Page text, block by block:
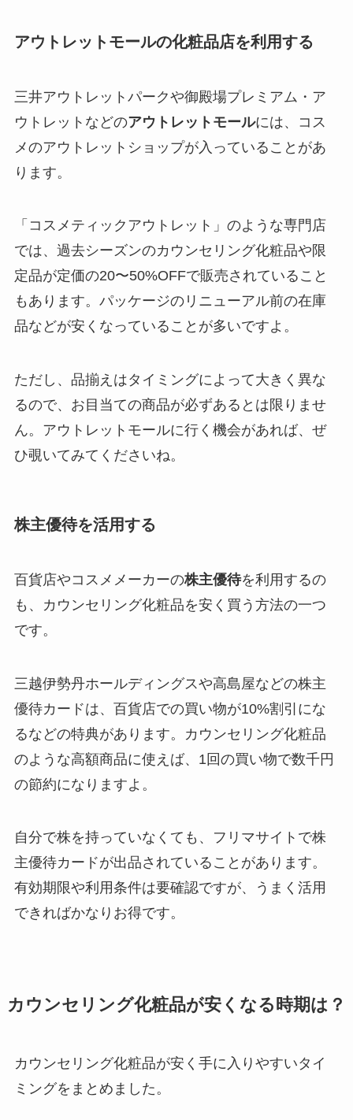
アウトレットモールの化粧品店を利用する
三井アウトレットパークや御殿場プレミアム・ア
ウトレットなどのアウトレットモールには、コス
メのアウトレットショップが入っていることがあ
ります。
「コスメティックアウトレット」のような専門店
では、過去シーズンのカウンセリング化粧品や限
定品が定価の20〜50%OFFで販売されていること
もあります。パッケージのリニューアル前の在庫
品などが安くなっていることが多いですよ。
ただし、品揃えはタイミングによって大きく異な
るので、お目当ての商品が必ずあるとは限りませ
ん。アウトレットモールに行く機会があれば、ぜ
ひ覗いてみてくださいね。
株主優待を活用する
百貨店やコスメメーカーの株主優待を利用するの
も、カウンセリング化粧品を安く買う方法の一つ
です。
三越伊勢丹ホールディングスや高島屋などの株主
優待カードは、百貨店での買い物が10%割引にな
るなどの特典があります。カウンセリング化粧品
のような高額商品に使えば、1回の買い物で数千円
の節約になりますよ。
自分で株を持っていなくても、フリマサイトで株
主優待カードが出品されていることがあります。
有効期限や利用条件は要確認ですが、うまく活用
できればかなりお得です。
カウンセリング化粧品が安くなる時期は？
カウンセリング化粧品が安く手に入りやすいタイ
ミングをまとめました。